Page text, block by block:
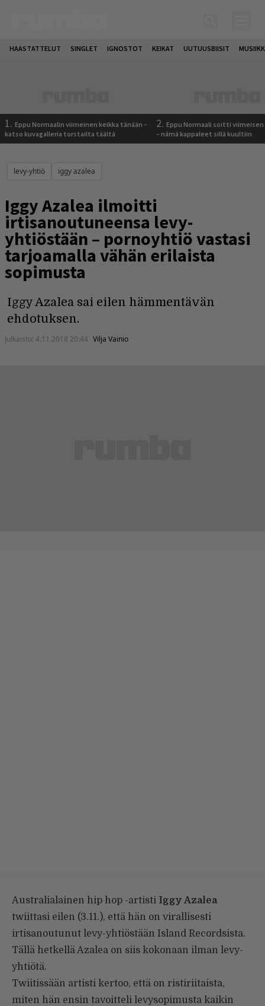
HAASTATTELUT SINGLET IGNOSTOT KEIKAT UUTUUSBIISIT
1. Eppu Normaalin viimeinen keikka tänään –
katso kuvagalleria torstailta täältä
2. Eppu Normaali soitti viimeisen
– nämä kappaleet sillä kuultiin
levy-yhtiö iggy azalea
Iggy Azalea ilmoitti
irtisanoutuneensa levy-
yhtiöstään – pornoyhtiö vastasi
tarjoamalla vähän erilaista
sopimusta
Iggy Azalea sai eilen hämmentävän
ehdotuksen.
Julkaistu: 4.11.2018 20:44 Vilja Vainio
Australialainen hip hop -artisti Iggy Azalea
twiittasi eilen (3.11.), että hän on virallisesti
irtisanoutunut levy-yhtiöstään Island Recordsista.
Tällä hetkellä Azalea on siis kokonaan ilman levy-
yhtiötä.
Twiitissään artisti kertoo, että on ristiriitaista,
miten hän ensin tavoitteli levysopimusta kaikin